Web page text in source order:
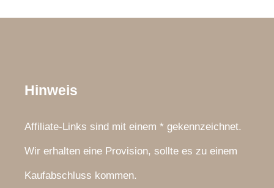
Hinweis
Affiliate-Links sind mit einem * gekennzeichnet.
Wir erhalten eine Provision, sollte es zu einem
Kaufabschluss kommen.